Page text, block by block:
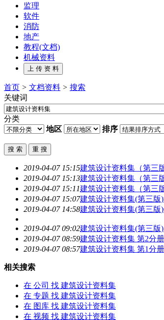
监理
软件
消防
地产
教程(文档)
机械资料
首页 > 文档资料 > 搜索
关键词
分类
地区
排序
2019-04-07 15:15建筑设计资料集 （第三
2019-04-07 15:13建筑设计资料集 （第三
2019-04-07 15:11建筑设计资料集 （第三
2019-04-07 15:07建筑设计资料集(第三版
2019-04-07 14:58建筑设计资料集(第三版
2019-04-07 09:02建筑设计资料集(第三版
2019-04-07 08:59建筑设计资料集 第2分
2019-04-07 08:57建筑设计资料集 第1分
相关搜索
在 公司 找 建筑设计资料集
在 专题 找 建筑设计资料集
在 图库 找 建筑设计资料集
在 视频 找 建筑设计资料集